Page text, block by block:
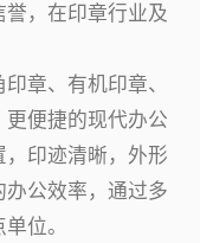
，在印章行业及
章、有机印章、
便捷的现代办公
印迹清晰，外形
公效率，通过多
位。